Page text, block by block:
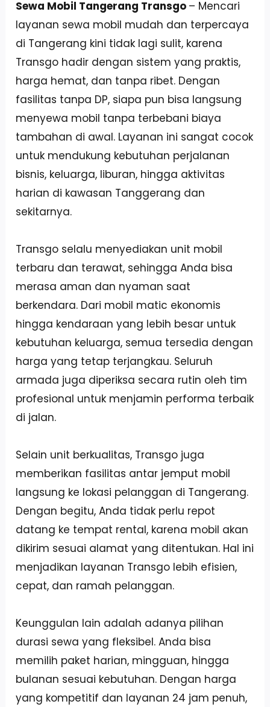
Sewa Mobil Tangerang Transgo – Mencari
layanan sewa mobil mudah dan terpercaya
di Tangerang kini tidak lagi sulit, karena
Transgo hadir dengan sistem yang praktis,
harga hemat, dan tanpa ribet. Dengan
fasilitas tanpa DP, siapa pun bisa langsung
menyewa mobil tanpa terbebani biaya
tambahan di awal. Layanan ini sangat cocok
untuk mendukung kebutuhan perjalanan
bisnis, keluarga, liburan, hingga aktivitas
harian di kawasan Tanggerang dan
sekitarnya.
Transgo selalu menyediakan unit mobil
terbaru dan terawat, sehingga Anda bisa
merasa aman dan nyaman saat
berkendara. Dari mobil matic ekonomis
hingga kendaraan yang lebih besar untuk
kebutuhan keluarga, semua tersedia dengan
harga yang tetap terjangkau. Seluruh
armada juga diperiksa secara rutin oleh tim
profesional untuk menjamin performa terbaik
di jalan.
Selain unit berkualitas, Transgo juga
memberikan fasilitas antar jemput mobil
langsung ke lokasi pelanggan di Tangerang.
Dengan begitu, Anda tidak perlu repot
datang ke tempat rental, karena mobil akan
dikirim sesuai alamat yang ditentukan. Hal ini
menjadikan layanan Transgo lebih efisien,
cepat, dan ramah pelanggan.
Keunggulan lain adalah adanya pilihan
durasi sewa yang fleksibel. Anda bisa
memilih paket harian, mingguan, hingga
bulanan sesuai kebutuhan. Dengan harga
yang kompetitif dan layanan 24 jam penuh,